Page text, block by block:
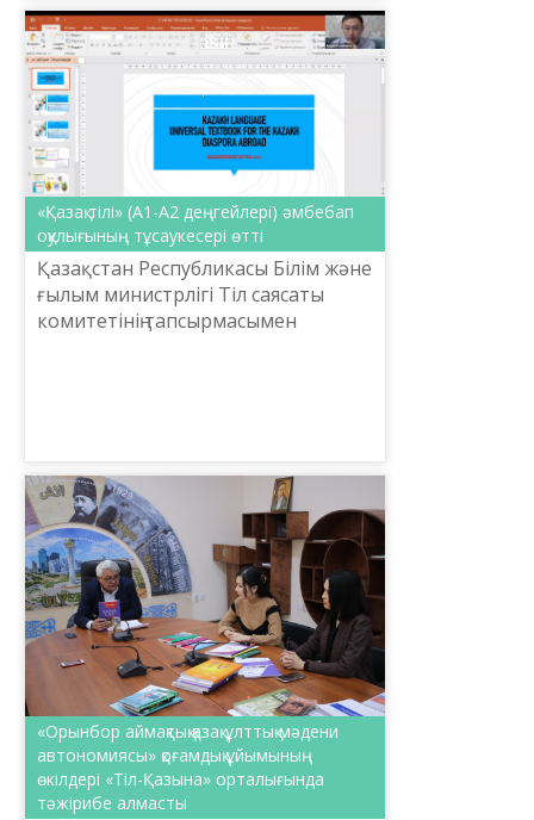
«Қазақ тілі» (А1-А2 деңгейлері) әмбебап
оқулығының тұсаукесері өтті
Қазақстан Республикасы Білім және
ғылым министрлігі Тіл саясаты
комитетінің тапсырмасымен
«Орынбор аймақтық қазақ-ұлттық мәдени
автономиясы» қоғамдық ұйымының
өкілдері «Тіл-Қазына» орталығында
тәжірибе алмасты